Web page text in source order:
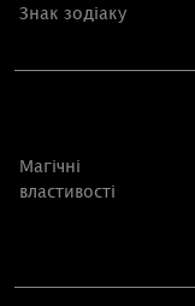
Знак зодіаку
Магічні
властивості